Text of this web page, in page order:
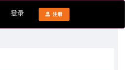
登录 注册